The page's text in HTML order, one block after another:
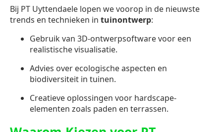
Bij PT Uyttendaele lopen we voorop in de nieuwste
trends en technieken in tuinontwerp:
Gebruik van 3D-ontwerpsoftware voor een
realistische visualisatie.
Advies over ecologische aspecten en
biodiversiteit in tuinen.
Creatieve oplossingen voor hardscape-
elementen zoals paden en terrassen.